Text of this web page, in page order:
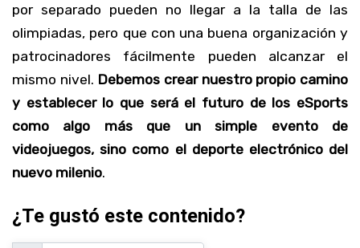
por separado pueden no llegar a la talla de las
olimpiadas, pero que con una buena organización y
patrocinadores fácilmente pueden alcanzar el
mismo nivel. Debemos crear nuestro propio camino
y establecer lo que será el futuro de los eSports
como algo más que un simple evento de
videojuegos, sino como el deporte electrónico del
nuevo milenio.
¿Te gustó este contenido?